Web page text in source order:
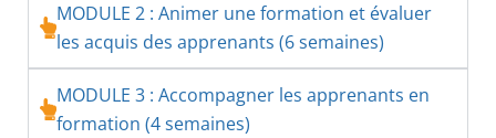
MODULE 2 : Animer une formation et évaluer
les acquis des apprenants (6 semaines)
MODULE 3 : Accompagner les apprenants en
formation (4 semaines)